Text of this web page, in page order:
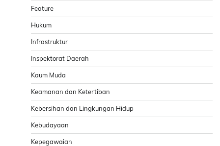
Feature
Hukum
Infrastruktur
Inspektorat Daerah
Kaum Muda
Keamanan dan Ketertiban
Kebersihan dan Lingkungan Hidup
Kebudayaan
Kepegawaian